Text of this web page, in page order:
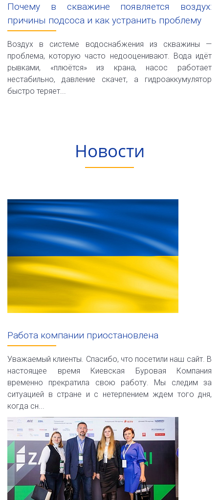
Почему в скважине появляется воздух:
причины подсоса и как устранить проблему
Воздух в системе водоснабжения из скважины —
проблема, которую часто недооценивают. Вода идёт
рывками, «плюётся» из крана, насос работает
нестабильно, давление скачет, а гидроаккумулятор
быстро теряет...
Новости
Работа компании приостановлена
Уважаемый клиенты. Спасибо, что посетили наш сайт. В
настоящее время Киевская Буровая Компания
временно прекратила свою работу. Мы следим за
ситуацией в стране и с нетерпением ждем того дня,
когда сн...